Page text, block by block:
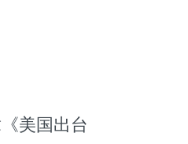
美国出台